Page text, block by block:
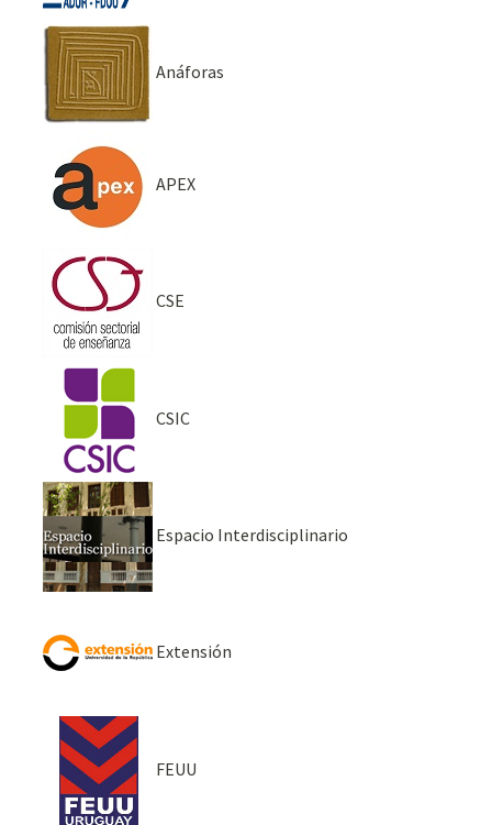
Anáforas
APEX
CSE
CSIC
Espacio Interdisciplinario
Extensión
FEUU